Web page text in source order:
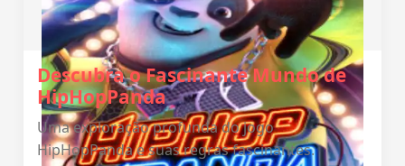
Descubra o Fascinante Mundo de
HipHopPanda
Uma exploração profunda do jogo
HipHopPanda e suas regras fascinantes.